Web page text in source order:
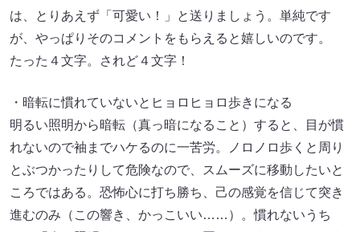
は、とりあえず「可愛い！」と送りましょう。単純です
が、やっぱりそのコメントをもらえると嬉しいのです。
たった４文字。されど４文字！
・暗転に慣れていないとヒョロヒョロ歩きになる
明るい照明から暗転（真っ暗になること）すると、目が慣
れないので袖までハケるのに一苦労。ノロノロ歩くと周り
とぶつかったりして危険なので、スムーズに移動したいと
ころではある。恐怖心に打ち勝ち、己の感覚を信じて突き
進むのみ（この響き、かっこいい……）。慣れないうち